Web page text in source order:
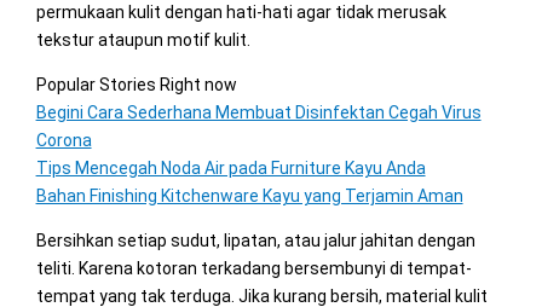
permukaan kulit dengan hati-hati agar tidak merusak
tekstur ataupun motif kulit.
Popular Stories Right now
Begini Cara Sederhana Membuat Disinfektan Cegah Virus
Corona
Tips Mencegah Noda Air pada Furniture Kayu Anda
Bahan Finishing Kitchenware Kayu yang Terjamin Aman
Bersihkan setiap sudut, lipatan, atau jalur jahitan dengan
teliti. Karena kotoran terkadang bersembunyi di tempat-
tempat yang tak terduga. Jika kurang bersih, material kulit